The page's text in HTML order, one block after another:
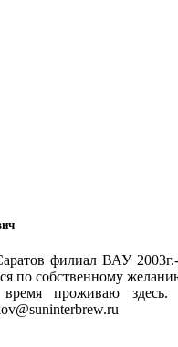
филиал ВАУ
по собственному
проживаю